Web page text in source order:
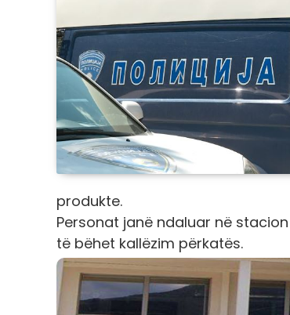
produkte.
Personat janë ndaluar në
të bëhet kallëzim përkatës.